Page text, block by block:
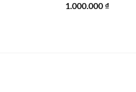
1.000.000₫